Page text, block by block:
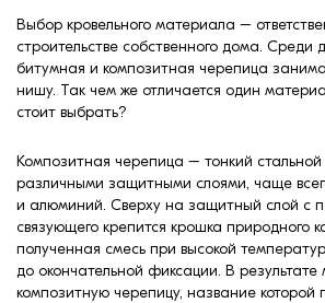
Клинкерная плитка
Ступени, крыльцо
смеси
Выбор кровельного материала –
строительстве собственного дома. Среди
битумная и композитная черепица
нишу. Так чем же отличается один
стоит выбрать?
Композитная черепица – тонкий стальной
различными защитными слоями, чаще
и алюминий. Сверху на защитный слой с
связующего крепится крошка природного
полученная смесь при высокой
до окончательной фиксации. В
композитную черепицу, название которой